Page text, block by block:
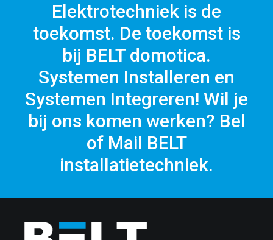
Elektrotechniek is de
toekomst. De toekomst is
bij BELT domotica.
Systemen Installeren en
Systemen Integreren! Wil je
bij ons komen werken? Bel
of Mail BELT
installatietechniek.